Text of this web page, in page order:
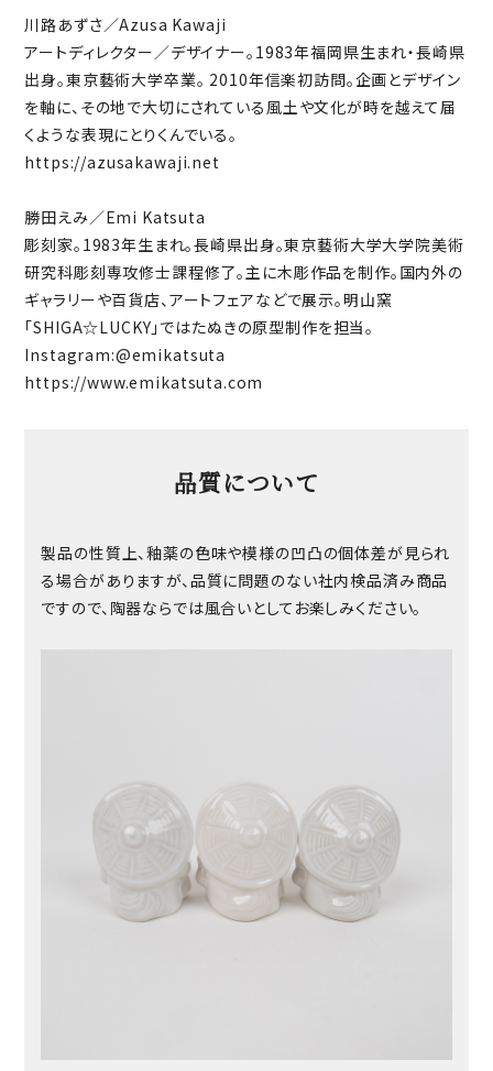
川路あずさ／Azusa Kawaji
アートディレクター／デザイナー。1983年福岡県生まれ・長崎県
出身。東京藝術大学卒業。 2010年信楽初訪問。企画とデザイン
を軸に、その地で大切にされている風土や文化が時を越えて届
くような表現にとりくんでいる。
https://azusakawaji.net
勝田えみ／Emi Katsuta
彫刻家。1983年生まれ。長崎県出身。東京藝術大学大学院美術
研究科彫刻専攻修士課程修了。主に木彫作品を制作。国内外の
ギャラリーや百貨店、アートフェアなどで展示。明山窯
「SHIGA☆LUCKY」ではたぬきの原型制作を担当。
Instagram:@emikatsuta
https://www.emikatsuta.com
品質について
製品の性質上、釉薬の色味や模様の凹凸の個体差が見られ
る場合がありますが、品質に問題のない社内検品済み商品
ですので、陶器ならでは風合いとしてお楽しみください。